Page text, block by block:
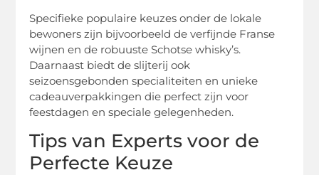
Specifieke populaire keuzes onder de lokale
bewoners zijn bijvoorbeeld de verfijnde Franse
wijnen en de robuuste Schotse whisky’s.
Daarnaast biedt de slijterij ook
seizoensgebonden specialiteiten en unieke
cadeauverpakkingen die perfect zijn voor
feestdagen en speciale gelegenheden.
Tips van Experts voor de
Perfecte Keuze